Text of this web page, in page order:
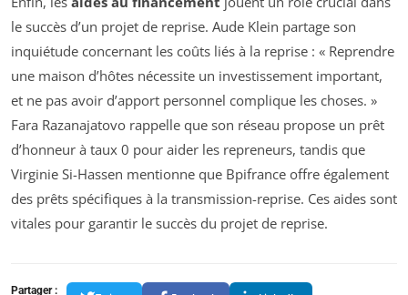
le succès d’un projet de reprise. Aude Klein partage son
inquiétude concernant les coûts liés à la reprise : « Reprendre
une maison d’hôtes nécessite un investissement important,
et ne pas avoir d’apport personnel complique les choses. »
Fara Razanajatovo rappelle que son réseau propose un prêt
d’honneur à taux 0 pour aider les repreneurs, tandis que
Virginie Si-Hassen mentionne que Bpifrance offre également
des prêts spécifiques à la transmission-reprise. Ces aides sont
vitales pour garantir le succès du projet de reprise.
Partager :